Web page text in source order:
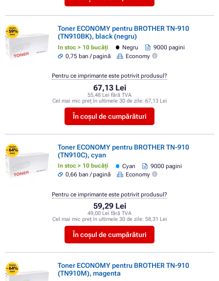
FLASH
- 59%
SALE
Toner ECONOMY pentru BROTHER TN-910
(TN910BK), black (negru)
In stoc > 10 bucăți Negru
9000 pagini
0,75 ban / pagină
Economy
67,13 Lei
55,48 Lei fără TVA
Cel mai mic preț în ultimele 30 de zile: 67,13 Lei
În coșul de cumpărături
Pentru ce imprimante este potrivit produsul?
FLASH
- 64%
SALE
Toner ECONOMY pentru BROTHER TN-910
(TN910C), cyan
In stoc > 10 bucăți Cyan
9000 pagini
0,66 ban / pagină
Economy
59,29 Lei
49,00 Lei fără TVA
Cel mai mic preț în ultimele 30 de zile: 58,31 Lei
În coșul de cumpărături
Pentru ce imprimante este potrivit produsul?
FLASH
- 64%
SALE
Toner ECONOMY pentru BROTHER TN-910
(TN910M), magenta